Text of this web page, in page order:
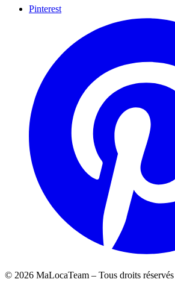
Pinterest
© 2026 MaLocaTeam – Tous droits réservés